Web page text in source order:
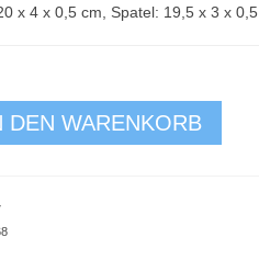
x 4 x 0,5 cm, Spatel: 19,5 x 3 x
DEN WARENKORB